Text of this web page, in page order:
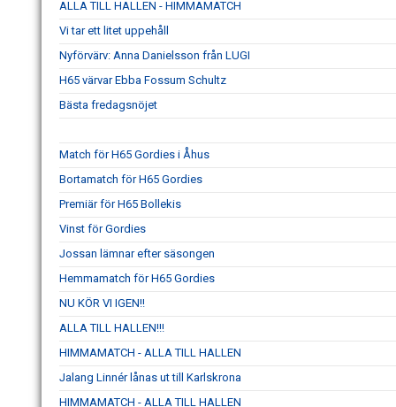
ALLA TILL HALLEN - HIMMAMATCH
Vi tar ett litet uppehåll
Nyförvärv: Anna Danielsson från LUGI
H65 värvar Ebba Fossum Schultz
Bästa fredagsnöjet
Match för H65 Gordies i Åhus
Bortamatch för H65 Gordies
Premiär för H65 Bollekis
Vinst för Gordies
Jossan lämnar efter säsongen
Hemmamatch för H65 Gordies
NU KÖR VI IGEN!!
ALLA TILL HALLEN!!!
HIMMAMATCH - ALLA TILL HALLEN
Jalang Linnér lånas ut till Karlskrona
HIMMAMATCH - ALLA TILL HALLEN